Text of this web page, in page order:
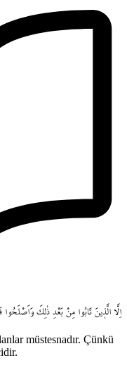
اِلَّا الَّذ۪ينَ تَابُوا مِنْ بَعْدِ ذٰلِكَ وَاَصْلَحُوا
müstesnadır. Çünkü